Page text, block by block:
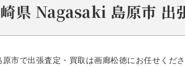
県 Nagasaki 島原市 出
原市で出張査定・買取は画廊松徳にお任せくだ